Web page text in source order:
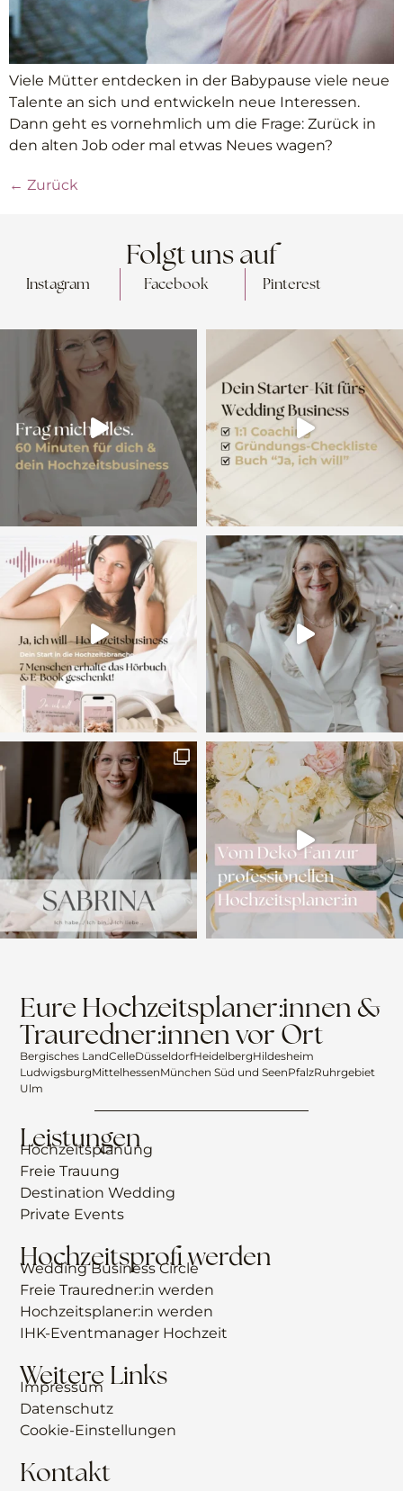
Viele Mütter entdecken in der Babypause viele neue
Talente an sich und entwickeln neue Interessen.
Dann geht es vornehmlich um die Frage: Zurück in
den alten Job oder mal etwas Neues wagen?
← Zurück
Folgt uns auf
Instagram Facebook Pinterest
Eure Hochzeitsplaner:innen &
Trauredner:innen vor Ort
Bergisches LandCelleDüsseldorfHeidelbergHildesheim
LudwigsburgMittelhessenMünchen Süd und SeenPfalzRuhrgebiet
Ulm
Leistungen
Hochzeitsplanung
Freie Trauung
Destination Wedding
Private Events
Hochzeitsprofi werden
Wedding Business Circle
Freie Trauredner:in werden
Hochzeitsplaner:in werden
IHK-Eventmanager Hochzeit
Weitere Links
Impressum
Datenschutz
Cookie-Einstellungen
Kontakt